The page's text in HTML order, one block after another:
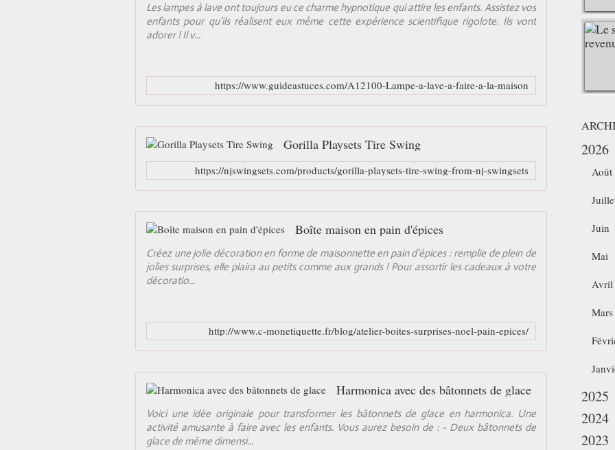
Les lampes à lave ont toujours eu ce charme hypnotique qui attire les enfants. Assistez vos
enfants pour qu'ils réalisent eux même cette expérience scientifique rigolote. Ils vont
adorer ! Il v...
https://www.guideastuces.com/A12100-Lampe-a-lave-a-faire-a-la-maison
Gorilla Playsets Tire Swing
https://njswingsets.com/products/gorilla-playsets-tire-swing-from-nj-swingsets
Boîte maison en pain d'épices
Créez une jolie décoration en forme de maisonnette en pain d'épices : remplie de plein de
jolies surprises, elle plaira au petits comme aux grands ! Pour assortir les cadeaux à votre
décoratio...
http://www.c-monetiquette.fr/blog/atelier-boites-surprises-noel-pain-epices/
Harmonica avec des bâtonnets de glace
Voici une idée originale pour transformer les bâtonnets de glace en harmonica. Une
activité amusante à faire avec les enfants. Vous aurez besoin de : - Deux bâtonnets de
glace de même dimensi...
2026
Août
Juin
Mai
Avril
Mars
2025
2024
2023